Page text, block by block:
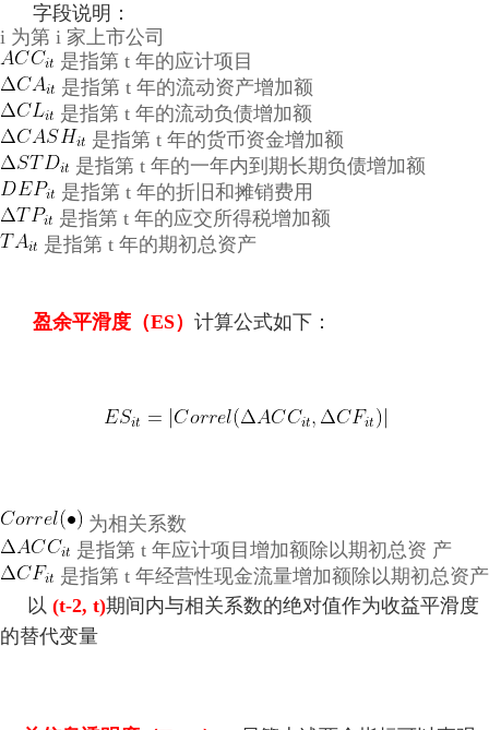
字段说明：
i 为第 i 家上市公司
是指第 t 年的应计项目
是指第 t 年的流动资产增加额
是指第 t 年的流动负债增加额
是指第 t 年的货币资金增加额
是指第 t 年的一年内到期长期负债增加额
是指第 t 年的折旧和摊销费用
是指第 t 年的应交所得税增加额
是指第 t 年的期初总资产
盈余平滑度（ES） 计算公式如下：
为相关系数
是指第 t 年应计项目增加额除以期初总资 产
是指第 t 年经营性现金流量增加额除以期初总资产
以 (t-2, t)期间内与相关系数的绝对值作为收益平滑度
的替代变量